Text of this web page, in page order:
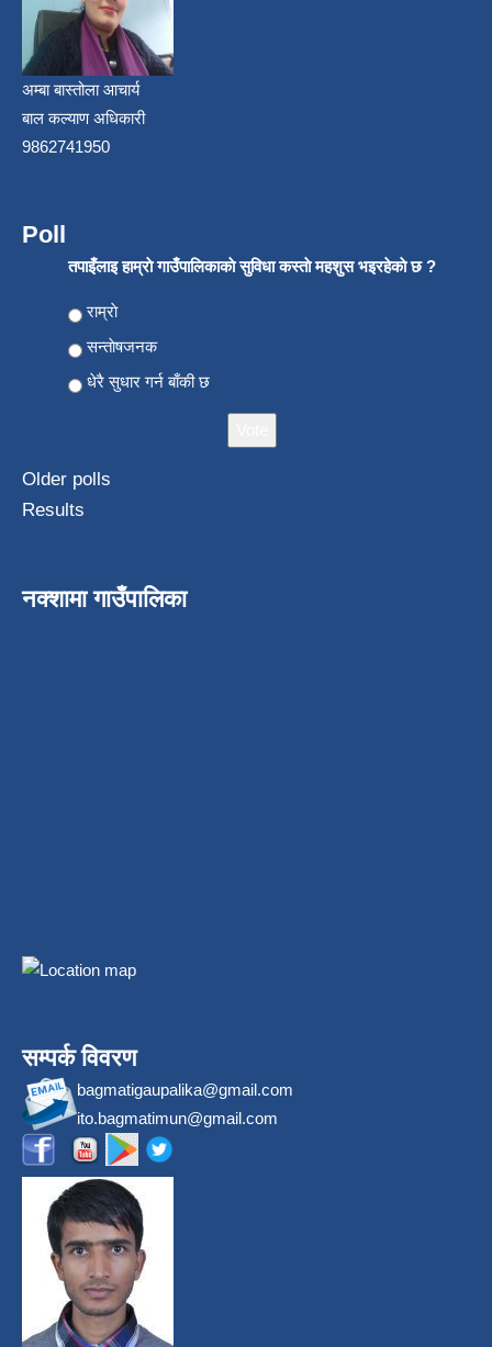
अम्बा बास्तोला आचार्य
बाल कल्याण अधिकारी
9862741950
Poll
तपाइँलाइ हाम्राे गाउँपालिकाकाे सुविधा कस्ताे महशुस भइरहेकाे छ ?
Choices
राम्राे
सन्ताेषजनक
धेरै सुधार गर्न बाँकी छ
Older polls
Results
नक्शामा गाउँपालिका
सम्पर्क विवरण
bagmatigaupalika@gmail.com
ito.bagmatimun@gmail.com